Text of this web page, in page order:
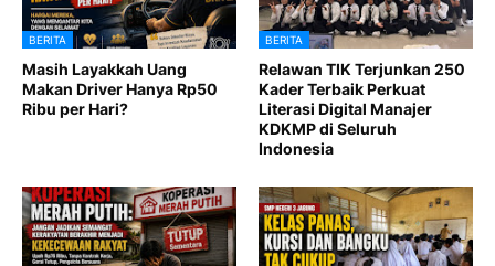
BERITA
Masih Layakkah Uang
Makan Driver Hanya Rp50
Ribu per Hari?
BERITA
Relawan TIK Terjunkan 250
Kader Terbaik Perkuat
Literasi Digital Manajer
KDKMP di Seluruh
Indonesia